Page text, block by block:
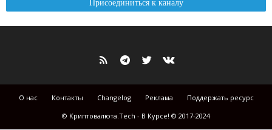
О нас Контакты Changelog Реклама
Поддержать ресурс
© Криптовалюта.Tech - В Курсе! © 2017-2024